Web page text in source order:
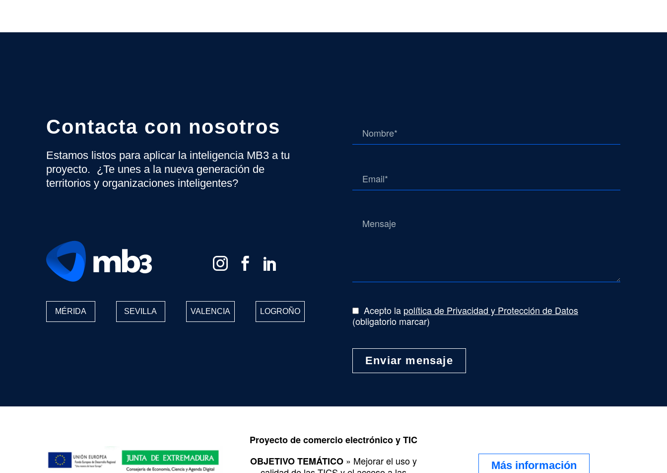
Contacta con nosotros
Estamos listos para aplicar la inteligencia MB3 a tu
proyecto. ¿Te unes a la nueva generación de
territorios y organizaciones inteligentes?
MÉRIDA SEVILLA VALENCIA LOGROÑO Acepto la política de Privacidad y Protección de Datos
(obligatorio marcar)
Proyecto de comercio electrónico y TIC
OBJETIVO TEMÁTICO » Mejorar el uso y
Más información